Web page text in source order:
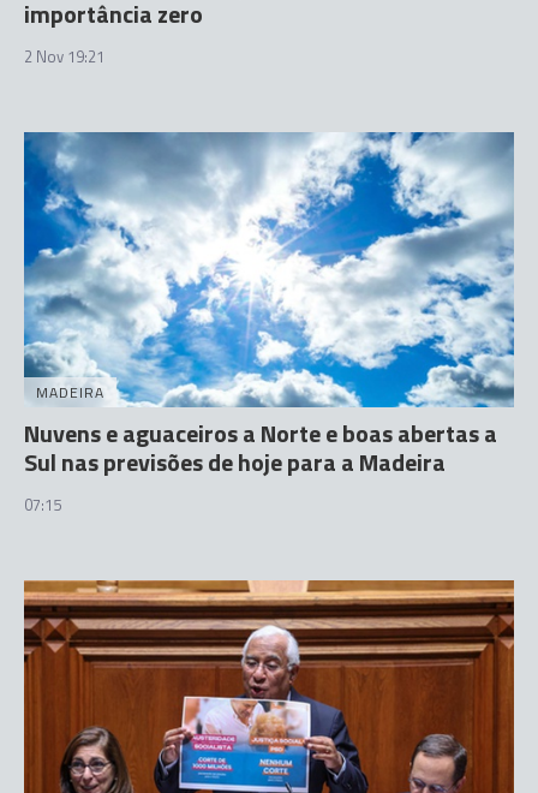
importância zero
2 Nov 19:21
MADEIRA
Nuvens e aguaceiros a Norte e boas abertas a
Sul nas previsões de hoje para a Madeira
07:15